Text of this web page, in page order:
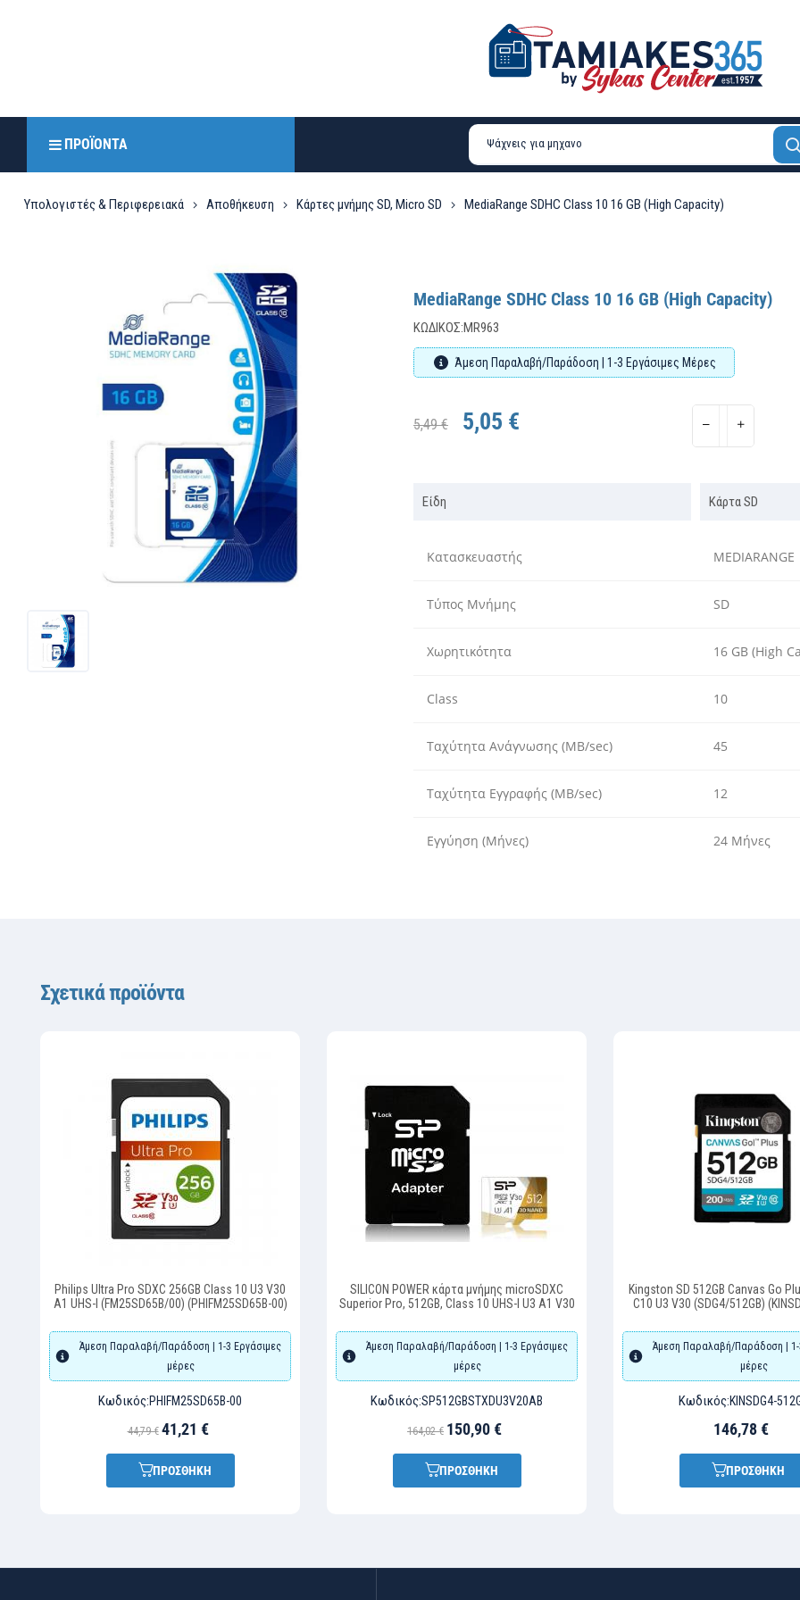
ΠΡΟΪΌΝΤΑ
Υπολογιστές & Περιφερειακά Αποθήκευση Κάρτες μνήμης SD, Micro SD MediaRange SDHC Class 10 16 GB (High Capacity)
MediaRange SDHC Class 10 16 GB (High Capacity)
ΚΩΔΙΚΌΣ:MR963
Άμεση Παραλαβή/Παράδοση | 1-3 Εργάσιμες Μέρες
5,49 € 5,05 €
Είδη Κάρτα SD
Κατασκευαστής MEDIARANGE
Τύπος Μνήμης SD
Χωρητικότητα 16 GB (High
Class 10
Ταχύτητα Ανάγνωσης (MB/sec) 45
Ταχύτητα Εγγραφής (MB/sec) 12
Εγγύηση (Μήνες) 24 Μήνες
Σχετικά προϊόντα
Philips Ultra Pro SDXC 256GB Class 10 U3 V30
A1 UHS-I (FM25SD65B/00) (PHIFM25SD65B-00)
Άμεση Παραλαβή/Παράδοση | 1-3 Εργάσιμες
μέρες
Κωδικός:PHIFM25SD65B-00
44,79 € 41,21 €
ΠΡΟΣΘΗΚΗ
SILICON POWER κάρτα μνήμης microSDXC
Superior Pro, 512GB, Class 10 UHS-I U3 A1 V30
Άμεση Παραλαβή/Παράδοση | 1-3 Εργάσιμες
μέρες
Κωδικός:SP512GBSTXDU3V20AB
164,02 € 150,90 €
ΠΡΟΣΘΗΚΗ
Kingston SD 512GB Canvas Go
C10 U3 V30 (SDG4/512GB)
Άμεση Παραλαβή/Παράδοση | 1-
μέρες
Κωδικός:KINSDG4-
146,78 €
ΠΡΟΣΘΗΚΗ